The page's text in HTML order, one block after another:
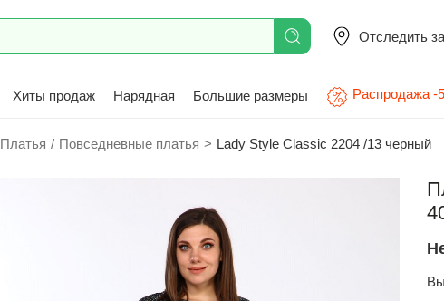
Отследить
Хиты продаж Нарядная Большие размеры Распродажа -
Платья / Повседневные платья > Lady Style Classic 2204 /13 черный